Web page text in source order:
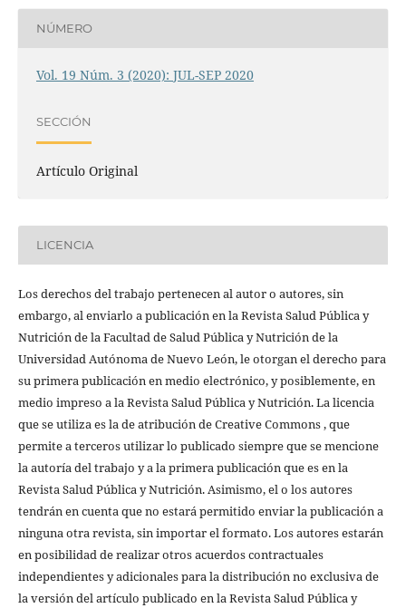
NÚMERO
Vol. 19 Núm. 3 (2020): JUL-SEP 2020
SECCIÓN
Artículo Original
LICENCIA
Los derechos del trabajo pertenecen al autor o autores, sin
embargo, al enviarlo a publicación en la Revista Salud Pública y
Nutrición de la Facultad de Salud Pública y Nutrición de la
Universidad Autónoma de Nuevo León, le otorgan el derecho para
su primera publicación en medio electrónico, y posiblemente, en
medio impreso a la Revista Salud Pública y Nutrición. La licencia
que se utiliza es la de atribución de Creative Commons , que
permite a terceros utilizar lo publicado siempre que se mencione
la autoría del trabajo y a la primera publicación que es en la
Revista Salud Pública y Nutrición. Asimismo, el o los autores
tendrán en cuenta que no estará permitido enviar la publicación a
ninguna otra revista, sin importar el formato. Los autores estarán
en posibilidad de realizar otros acuerdos contractuales
independientes y adicionales para la distribución no exclusiva de
la versión del artículo publicado en la Revista Salud Pública y